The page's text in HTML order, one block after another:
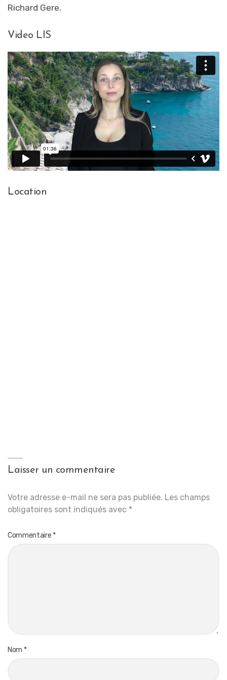
Richard Gere.
Video LIS
Location
Laisser un commentaire
Votre adresse e-mail ne sera pas publiée. Les champs
obligatoires sont indiqués avec *
Commentaire *
Nom *